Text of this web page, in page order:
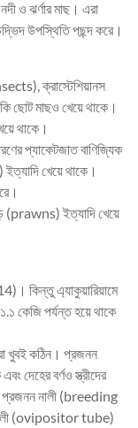
ও ঝর্ণার মাছ। এরা
উপস্থিতি পছন্দ করে।
ক্রাস্টেশিয়ানস
মাছও খেয়ে থাকে।
থাকে।
প্যাকেটজাত বাণিজ্যিক
খেয়ে থাকে।
(prawns) ইত্যাদি খেয়ে
কিন্তু এ্যাকুয়ারিয়ামে
কেজি পর্যন্ত হয়ে থাকে
খুবই কঠিন। প্রজনন
দেহের বর্ণও স্ত্রীদের
প্রজনন নালী (breeding
(ovipositor tube)